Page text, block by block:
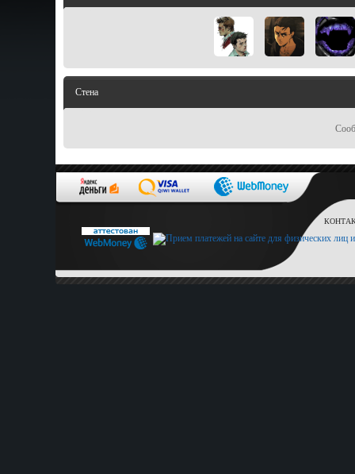
Стена